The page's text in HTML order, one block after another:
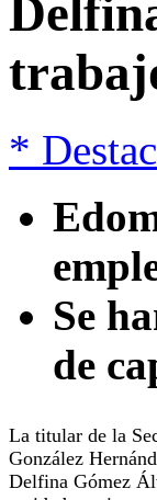
*
Se
de
La titular de la
González
Delfina Gómez